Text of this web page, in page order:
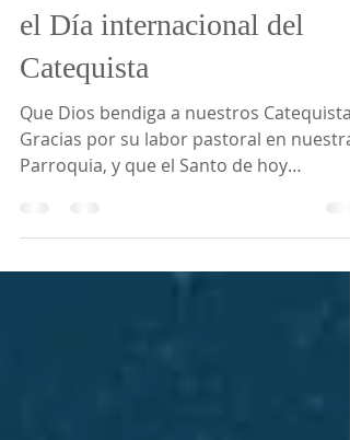
el Día internacional del
Catequista
Que Dios bendiga a nuestros
Gracias por su labor pastoral en nuestra
Parroquia, y que el Santo de hoy